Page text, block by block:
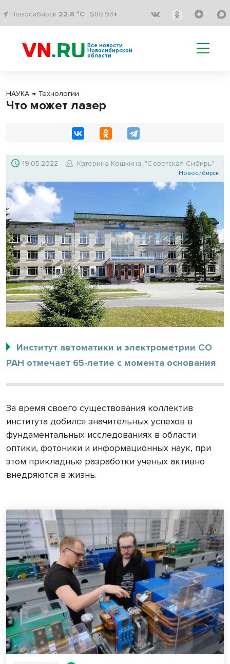
Новосибирск 22.8 °C $80.93↓
Все новости
Новосибирской
области
НАУКА → Технологии
Что может лазер
19.05.2022 Катерина Кошкина, "Советская Сибирь"
Новосибирск
Институт автоматики и электрометрии СО
РАН отмечает 65-летие с момента основания
За время своего существования коллектив
института добился значительных успехов в
фундаментальных исследованиях в области
оптики, фотоники и информационных наук, при
этом прикладные разработки ученых активно
внедряются в жизнь.